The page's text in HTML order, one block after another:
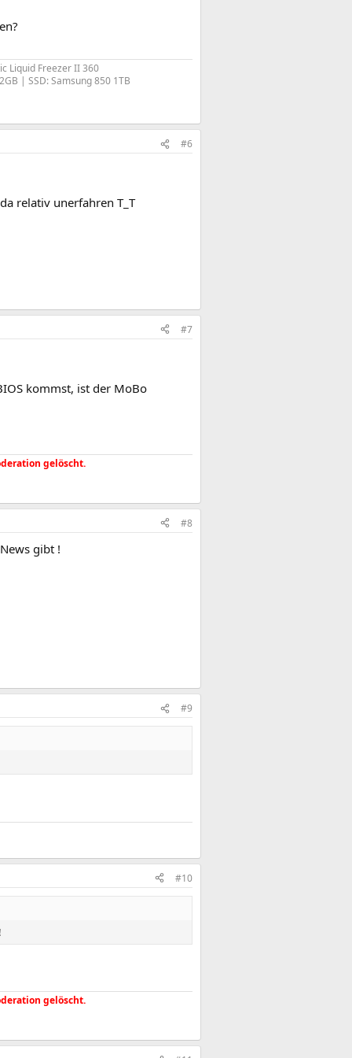
Liquid Freezer II 360
| SSD: Samsung 850 1TB​
#6
relativ unerfahren T_T
#7
kommst, ist der MoBo
gelöscht.
#8
gibt !
#9
#10
gelöscht.